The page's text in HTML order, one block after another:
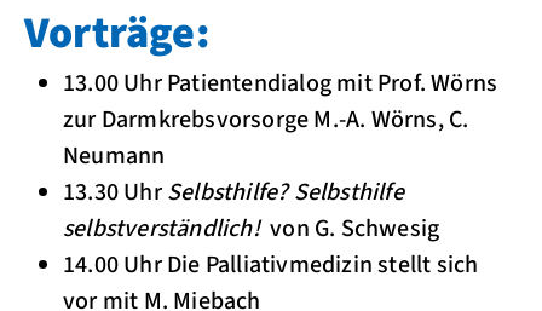
Vorträge:
13.00 Uhr Patientendialog mit Prof. Wörns
zur Darmkrebsvorsorge M.-A. Wörns, C.
Neumann
13.30 UhrSelbsthilfe? Selbsthilfe
selbstverständlich!von G. Schwesig
14.00 Uhr Die Palliativmedizin stellt sich
vor mit M. Miebach